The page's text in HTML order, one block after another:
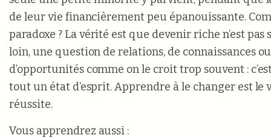
de leur vie financièrement peu épanouissante.
paradoxe ? La vérité est que devenir riche n’est pas
loin, une question de relations, de connaissances
d’opportunités comme on le croit trop souvent :
tout un état d’esprit. Apprendre à le changer est le
réussite.
Vous apprendrez aussi :